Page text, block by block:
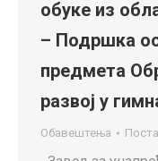
обуке из
– Подршка
предмета
развој у
Обавештења